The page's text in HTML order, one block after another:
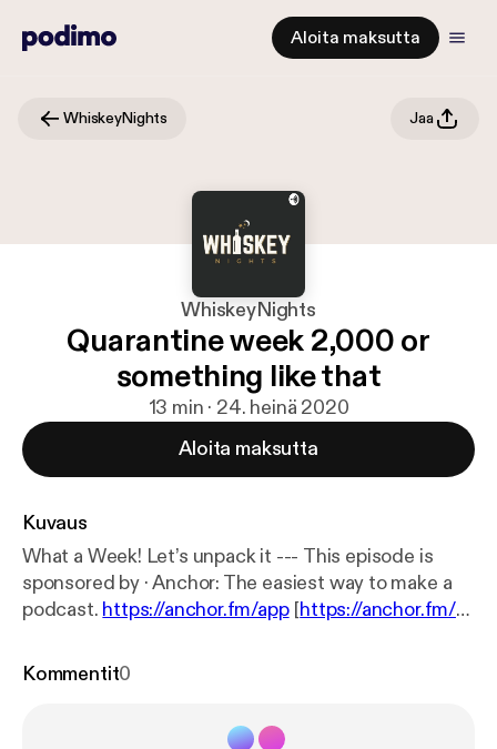
Aloita maksutta
WhiskeyNights Jaa
WhiskeyNights
Quarantine week 2,000 or
something like that
13 min · 24. heinä 2020
Aloita maksutta
Kuvaus
What a Week! Let’s unpack it --- This episode is
sponsored by · Anchor: The easiest way to make a
podcast. https://anchor.fm/app[https://anchor.fm/a
Kommentit0